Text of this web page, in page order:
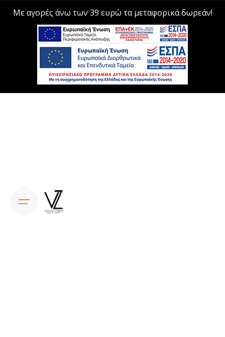
Με αγορές άνω των 39 ευρώ τα μεταφορικά δωρεάν!